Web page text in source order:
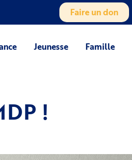
Faire un don
Jeunesse Famille
!